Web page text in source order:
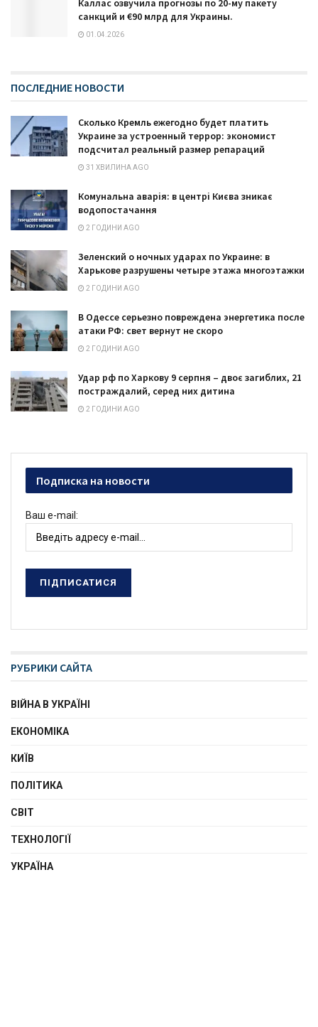
Каллас озвучила прогнозы по 20-му пакету
санкций и €90 млрд для Украины.
01.04.2026
ПОСЛЕДНИЕ НОВОСТИ
Сколько Кремль ежегодно будет платить
Украине за устроенный террор: экономист
подсчитал реальный размер репараций
31 ХВИЛИНА AGO
Комунальна аварія: в центрі Києва зникає
водопостачання
2 ГОДИНИ AGO
Зеленский о ночных ударах по Украине: в
Харькове разрушены четыре этажа многоэтажки
2 ГОДИНИ AGO
В Одессе серьезно повреждена энергетика после
атаки РФ: свет вернут не скоро
2 ГОДИНИ AGO
Удар рф по Харкову 9 серпня – двоє загиблих, 21
постраждалий, серед них дитина
2 ГОДИНИ AGO
Подписка на новости
Ваш e-mail:
РУБРИКИ САЙТА
ВІЙНА В УКРАЇНІ
ЕКОНОМІКА
КИЇВ
ПОЛІТИКА
СВІТ
ТЕХНОЛОГІЇ
УКРАЇНА